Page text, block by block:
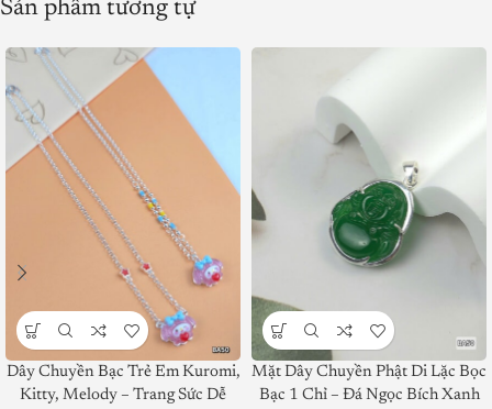
Product SKU:
Sản phẩm tương tự
Dây Chuyền Bạc Trẻ Em Kuromi,
Kitty, Melody – Trang Sức Dễ
Mặt Dây Chuyền Phật Di Lặc Bọc
Bạc 1 Chỉ – Đá Ngọc Bích Xanh